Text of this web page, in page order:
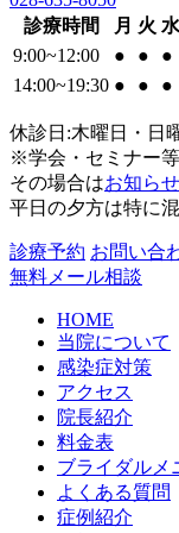
診療時間
月 火 水
9:00~12:00
● ● ●
14:00~19:30 ● ● ●
休診日:木曜日・日
※学会・セミナー
その場合はお知らせ
平日の夕方は特に
診療予約 お問い合
無料メール相談
HOME
当院について
感染症対策
アクセス
院長紹介
料金表
ブライダルメ
よくある質問
症例紹介